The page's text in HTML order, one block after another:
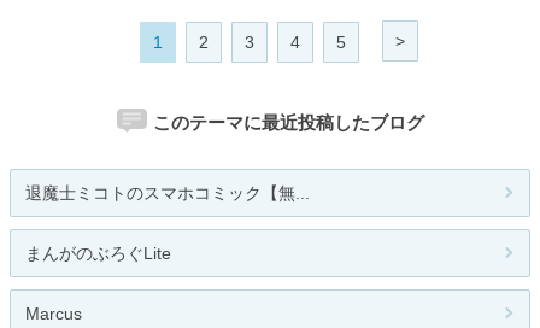
1 2 3 4 5 >
このテーマに最近投稿したブログ
退魔士ミコトのスマホコミック【無...
まんがのぶろぐLite
Marcus